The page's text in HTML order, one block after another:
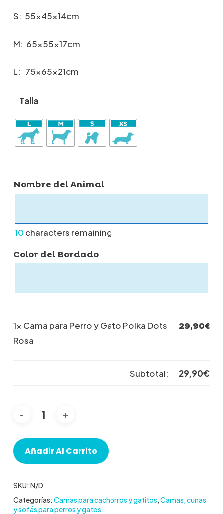
S: 55x45x14cm
M: 65x55x17cm
L: 75x65x21cm
Talla
Nombre del Animal
10 characters remaining
Color del Bordado
1× Cama para Perro y Gato Polka Dots
Rosa
29,90€
Subtotal: 29,90€
Añadir Al Carrito
SKU: N/D
Categorías: Camas para cachorros y gatitos,Camas, cunas
y sofás para perros y gatos